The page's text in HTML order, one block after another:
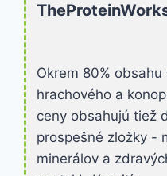
Okrem 80%
hrachového a
ceny obsahujú tiež
prospešné zložky -
minerálov a